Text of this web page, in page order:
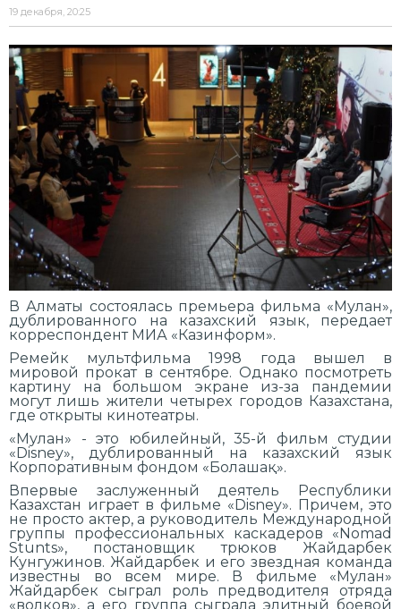
19 декабря, 20:25
В Алматы состоялась премьера фильма «Мулан»,
дублированного на казахский язык, передает
корреспондент МИА «Казинформ».
Ремейк мультфильма 1998 года вышел в
мировой прокат в сентябре. Однако посмотреть
картину на большом экране из-за пандемии
могут лишь жители четырех городов Казахстана,
где открыты кинотеатры.
«Мулан» - это юбилейный, 35-й фильм студии
«Disney», дублированный на казахский язык
Корпоративным фондом «Болашақ».
Впервые заслуженный деятель Республики
Казахстан играет в фильме «Disney». Причем, это
не просто актер, а руководитель Международной
группы профессиональных каскадеров «Nomad
Stunts», постановщик трюков Жайдарбек
Кунгужинов. Жайдарбек и его звездная команда
известны во всем мире. В фильме «Мулан»
Жайдарбек сыграл роль предводителя отряда
«волков», а его группа сыграла элитный боевой